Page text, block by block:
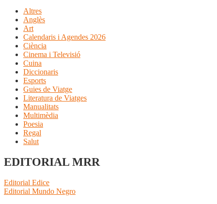
Altres
Anglès
Art
Calendaris i Agendes 2026
Ciència
Cinema i Televisió
Cuina
Diccionaris
Esports
Guies de Viatge
Literatura de Viatges
Manualitats
Multimèdia
Poesia
Regal
Salut
EDITORIAL MRR
Navegació
d'entrades
Entrada
anterior:
Editorial Edice
Pròxima
Editorial Mundo Negro